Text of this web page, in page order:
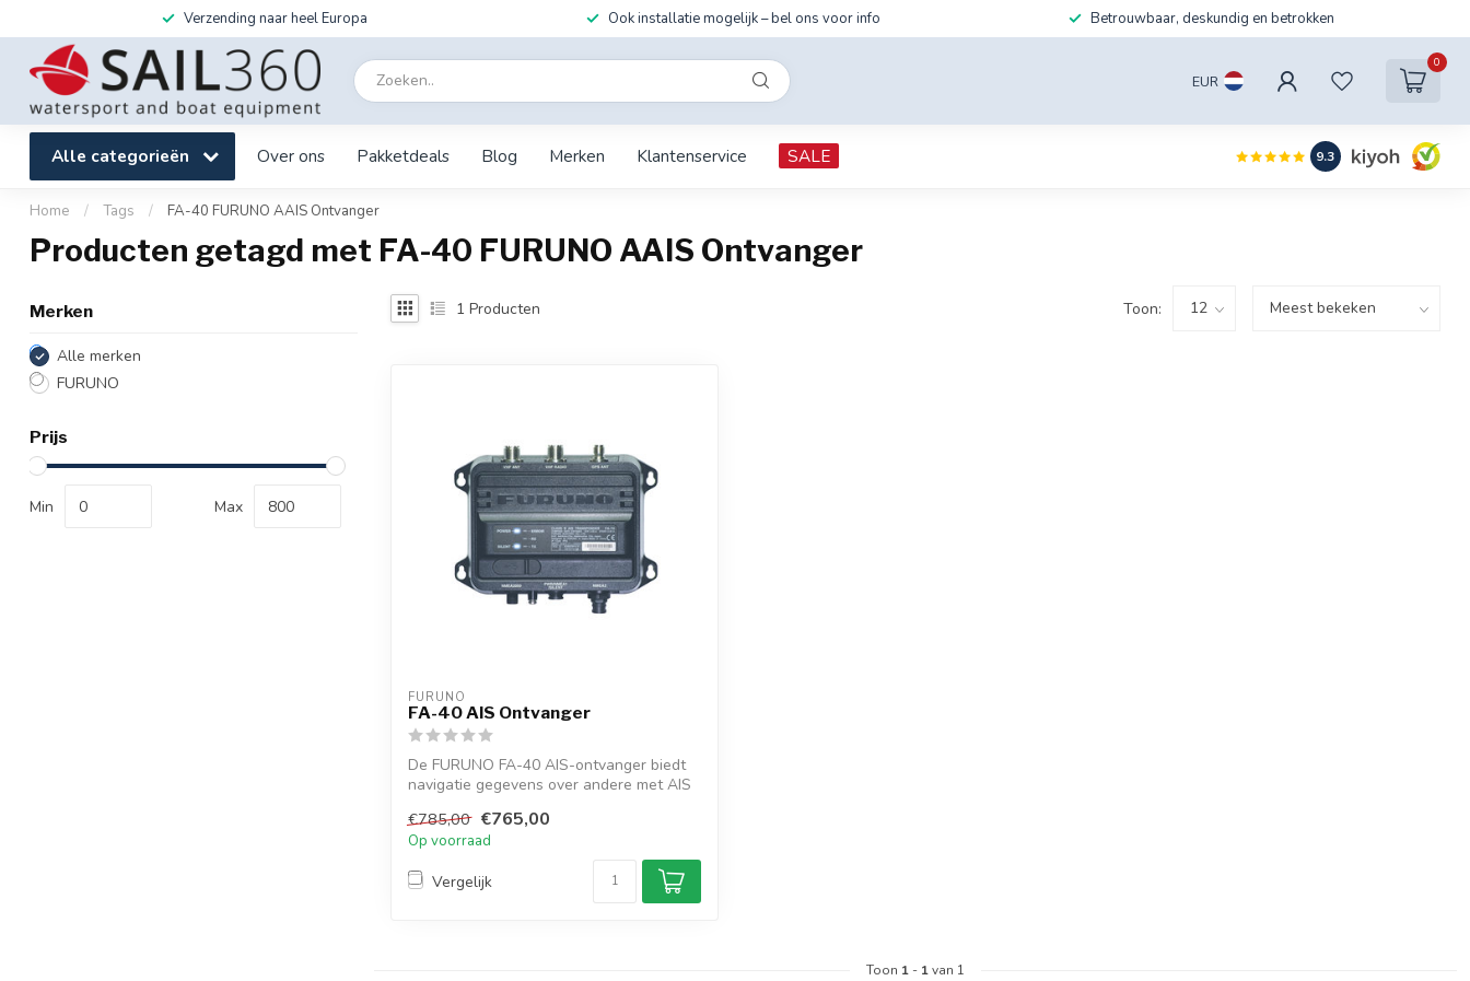
Verzending naar heel Europa Ook installatie mogelijk – bel ons voor info Betrouwbaar, deskundig en betrokken
EUR
0
Alle categorieën Over ons Pakketdeals Blog Merken Klantenservice SALE 9.3
Home / Tags / FA-40 FURUNO AAIS Ontvanger
Producten getagd met FA-40 FURUNO AAIS Ontvanger
Merken
Alle merken
FURUNO
Prijs
Min Max
1 Producten Toon:
FURUNO
FA-40 AIS Ontvanger
De FURUNO FA-40 AIS-ontvanger biedt
navigatie gegevens over andere met AIS
€785,00 €765,00
Op voorraad
Vergelijk
Toon 1 - 1van 1